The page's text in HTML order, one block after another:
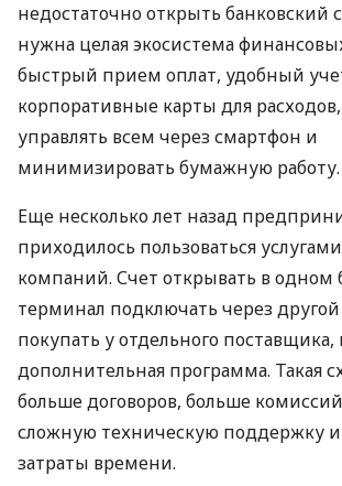
недостаточно открыть банковский
нужна целая экосистема
быстрый прием оплат, удобный
корпоративные карты для
управлять всем через смартфон и
минимизировать бумажную работу.
Еще несколько лет назад
приходилось пользоваться
компаний. Счет открывать в одном
терминал подключать через
покупать у отдельного
дополнительная программа. Такая
больше договоров, больше
сложную техническую поддержку
затраты времени.